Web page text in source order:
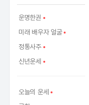
운명한권
미래 배우자 얼굴
정통사주
신년운세
오늘의 운세